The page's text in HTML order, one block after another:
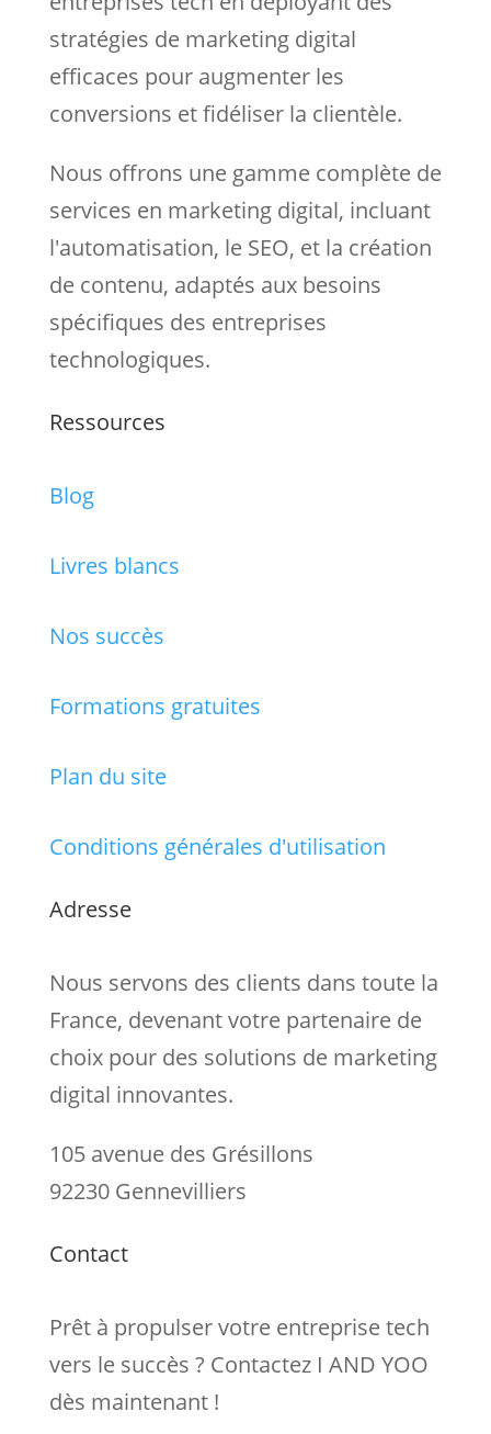
stratégies de marketing digital
efficaces pour augmenter les
conversions et fidéliser la clientèle.
Nous offrons une gamme complète de
services en marketing digital, incluant
l'automatisation, le SEO, et la création
de contenu, adaptés aux besoins
spécifiques des entreprises
technologiques.
Ressources
Blog
Livres blancs
Nos succès
Formations gratuites
Plan du site
Conditions générales d'utilisation
Adresse
Nous servons des clients dans toute la
France, devenant votre partenaire de
choix pour des solutions de marketing
digital innovantes.
105 avenue des Grésillons
92230 Gennevilliers
Contact
Prêt à propulser votre entreprise tech
vers le succès ? Contactez I AND YOO
dès maintenant !